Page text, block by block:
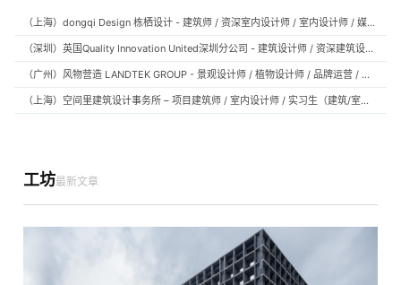
（上海）dongqi Design 栋栖设计 - 建筑师 / 资深室内设计师 / 室内设计师 / 媒体及公共关系主管 / 设计实习生（常年招聘）
（深圳）英国Quality Innovation United深圳分公司 - 建筑设计师 / 资深建筑设计师 / 室内设计师 / 设计实习生
（广州）风物营造 LANDTEK GROUP - 景观设计师 / 植物设计师 / 品牌运营 / 实习生
（上海）空间里建筑设计事务所 – 项目建筑师 / 室内设计师 / 实习生（建筑/室内）
工坊最新文章